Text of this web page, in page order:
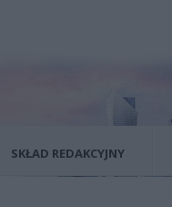
SKŁAD REDAKCYJNY